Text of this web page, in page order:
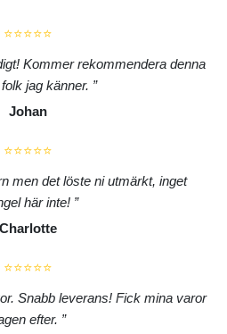
⭐⭐⭐⭐⭐
Kommer rekommendera denna
jag känner.
Johan
⭐⭐⭐⭐⭐
men det löste ni utmärkt, inget
här inte!
Charlotte
⭐⭐⭐⭐⭐
Snabb leverans! Fick mina varor
efter.